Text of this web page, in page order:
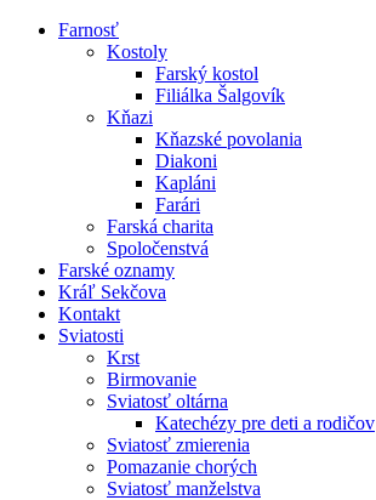
Farnosť
Kostoly
Farský kostol
Filiálka Šalgovík
Kňazi
Kňazské povolania
Diakoni
Kapláni
Farári
Farská charita
Spoločenstvá
Farské oznamy
Kráľ Sekčova
Kontakt
Sviatosti
Krst
Birmovanie
Sviatosť oltárna
Katechézy pre deti a rodičov
Sviatosť zmierenia
Pomazanie chorých
Sviatosť manželstva